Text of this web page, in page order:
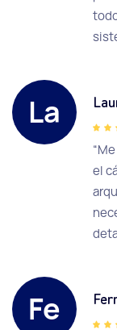
La
el
Fe